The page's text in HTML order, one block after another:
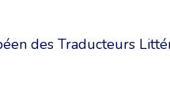
des Traducteurs